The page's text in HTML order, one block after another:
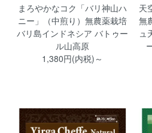
まろやかなコク「バリ神山ハ
ニー」（中煎り）無農薬栽培
バリ島インドネシア バトゥー
ル山高原
1,380円(内税)～
天
無
ュ